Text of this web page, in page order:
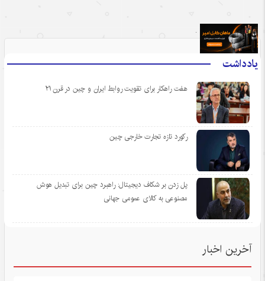
یادداشت
هفت راهکار برای تقویت روابط ایران و چین در قرن ۲۱
رکورد تازه تجارت خارجی چین
پل زدن بر شکاف دیجیتال: راهبرد چین برای تبدیل هوش
مصنوعی به کالای عمومی جهانی
.
آخرین اخبار